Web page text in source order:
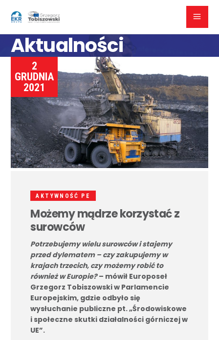
Aktualności
2
GRUDNIA
2021
AKTYWNOŚĆ PE
Możemy mądrze korzystać z
surowców
Potrzebujemy wielu surowców i stajemy
przed dylematem – czy zakupujemy w
krajach trzecich, czy możemy robić to
również w Europie?– mówił Europoseł
Grzegorz Tobiszowski w Parlamencie
Europejskim, gdzie odbyło się
wysłuchanie publiczne pt. „Środowiskowe
i społeczne skutki działalności górniczej w
UE”.